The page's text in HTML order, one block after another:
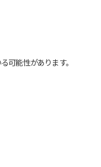
可能性があります。